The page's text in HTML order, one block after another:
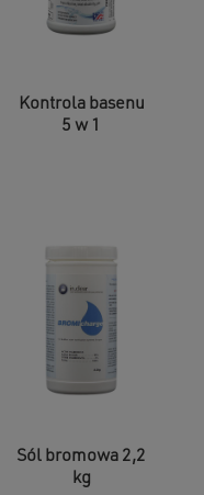
Kontrola basenu
5 w 1
Sól bromowa 2,2
kg